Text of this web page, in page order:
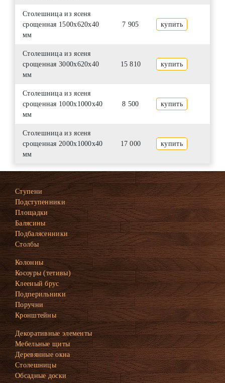
Столешница из ясеня
срощенная 1500х620х40
мм
7 905 купить
Столешница из ясеня
срощенная 3000х620х40
мм
15 810 купить
Столешница из ясеня
срощенная 1000х1000х40
мм
8 500 купить
Столешница из ясеня
срощенная 2000х1000х40
мм
17 000 купить
Ступени
Подступенники
Площадки
Балясины
Подбалясенники
Столбы
Колонны
Косоуры (тетивы)
Клееный брус
Подперильники
Поручни
Кронштейны
Декоративные элементы
Мебельные щиты
Деревянные окна
Столешницы
Обсадные доски